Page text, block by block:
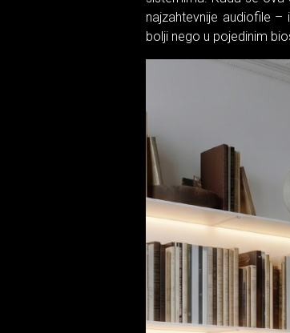
najzahtevnije audiofile
bolji nego u pojedinim